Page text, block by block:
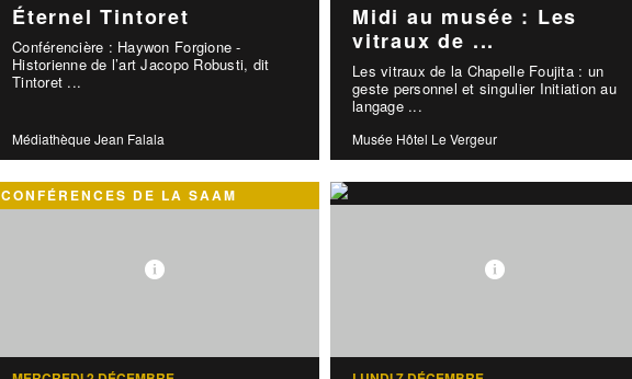
Éternel Tintoret
Conférencière : Haywon Forgione -
Historienne de l’art Jacopo Robusti, dit
Tintoret ...
Médiathèque Jean Falala
Midi au musée : Les
vitraux de ...
Les vitraux de la Chapelle Foujita : un
geste personnel et singulier Initiation au
langage ...
Musée Hôtel Le Vergeur
CONFÉRENCES DE LA SAAM